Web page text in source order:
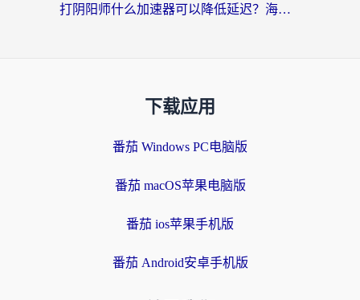
打阴阳师什么加速器可以降低延迟？海外玩家的真实困境与破局
下载应用
番茄 Windows PC电脑版
番茄 macOS苹果电脑版
番茄 ios苹果手机版
番茄 Android安卓手机版